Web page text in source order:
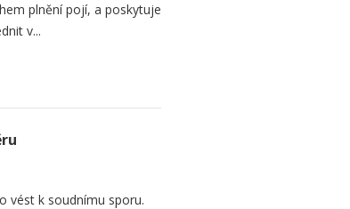
plnění pojí, a poskytuje
v...
vést k soudnímu sporu.